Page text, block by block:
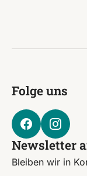
Folge uns
Newsletter
Bleiben wir in